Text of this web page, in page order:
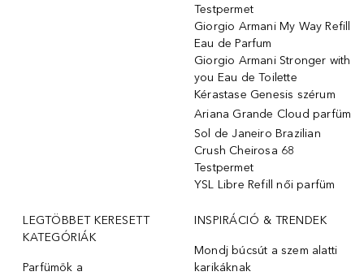
Testpermet
Giorgio Armani My Way Refill
Eau de Parfum
Giorgio Armani Stronger with
you Eau de Toilette
Kérastase Genesis szérum
Ariana Grande Cloud parfüm
Sol de Janeiro Brazilian
Crush Cheirosa 68
Testpermet
YSL Libre Refill női parfüm
LEGTÖBBET KERESETT
KATEGÓRIÁK
Parfümök ️a
INSPIRÁCIÓ & TRENDEK
Mondj búcsút a szem alatti
karikáknak